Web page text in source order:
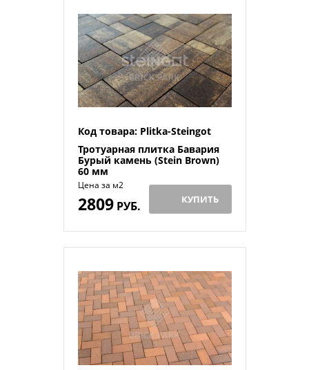
Код товара: Plitka-Steingot
Тротуарная плитка Бавария
Бурый камень (Stein Brown)
60 мм
Цена за м2
2809РУБ. КУПИТЬ